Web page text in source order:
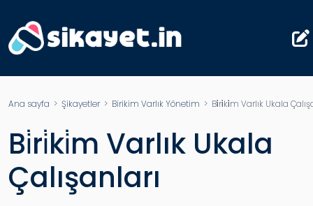
Ana sayfa > Şikayetler> Birikim Varlık Yönetim > Bi̇ri̇ki̇m Varlık Ukala
Bi̇ri̇ki̇m Varlık Ukala
Çalışanları